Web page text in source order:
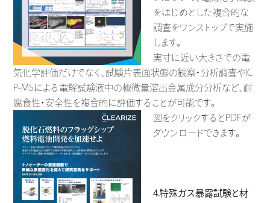
をはじめとした複合的な
調査をワンストップで実施
します。
実寸に近い大きさでの電
気化学評価だけでなく、試験片表面状態の観察・分析調査やIC
P-MSによる電解試験液中の極微量溶出金属成分分析など、耐
腐食性・安全性を複合的に評価することが可能です。
図をクリックするとPDFが
ダウンロードできます。
4.特殊ガス暴露試験と材